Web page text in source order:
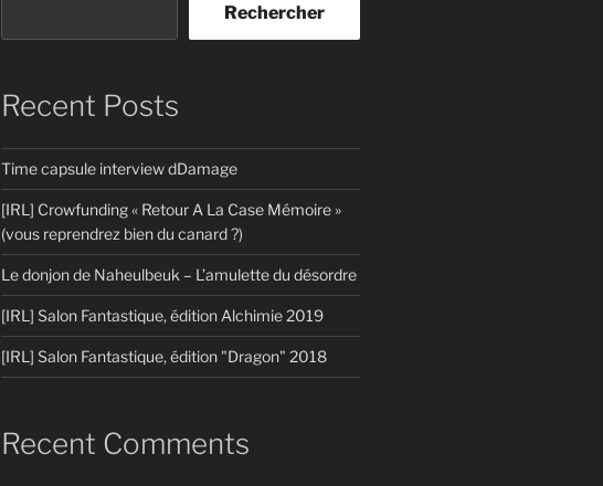
Rechercher
Recent Posts
Time capsule interview dDamage
[IRL] Crowfunding « Retour A La Case Mémoire »
(vous reprendrez bien du canard ?)
Le donjon de Naheulbeuk – L’amulette du désordre
[IRL] Salon Fantastique, édition Alchimie 2019
[IRL] Salon Fantastique, édition "Dragon" 2018
Recent Comments